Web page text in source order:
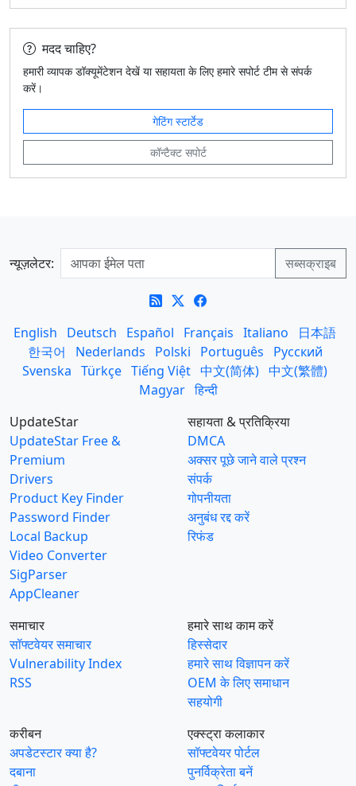
मदद चाहिए?
हमारी व्यापक डॉक्यूमेंटेशन देखें या सहायता के लिए हमारे सपोर्ट टीम से संपर्क
करें।
गेटिंग स्टार्टेड
कॉन्टैक्ट सपोर्ट
न्यूज़लेटर:
English Deutsch Español Français Italiano
日本語
한국어
Nederlands Polski Português
Русский
Svenska Türkçe Tiếng Việt 中文(简体) 中文(繁體)
Magyar हिन्दी
UpdateStar
UpdateStar Free &
Premium
Drivers
Product Key Finder
Password Finder
Local Backup
Video Converter
SigParser
AppCleaner
सहायता & प्रतिक्रिया
DMCA
अक्सर पूछे जाने वाले प्रश्न
संपर्क
गोपनीयता
अनुबंध रद्द करें
रिफंड
समाचार
सॉफ्टवेयर समाचार
Vulnerability Index
RSS
हमारे साथ काम करें
हिस्सेदार
हमारे साथ विज्ञापन करें
OEM के लिए समाधान
सहयोगी
करीबन
अपडेटस्टार क्या है?
दबाना
एक्स्ट्रा कलाकार
सॉफ्टवेयर पोर्टल
पुनर्विक्रेता बनें